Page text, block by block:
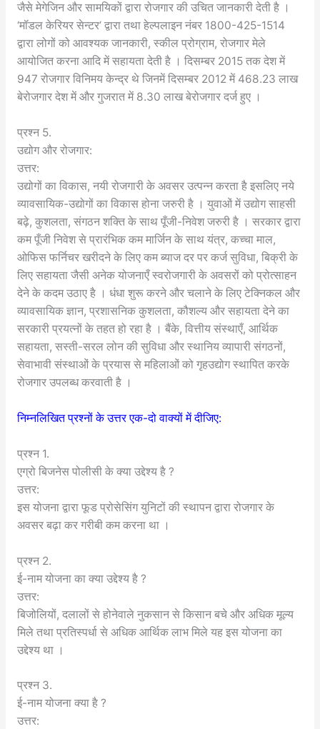
जैसे मेगेजिन और सामयिकों द्वारा रोजगार की उचित जानकारी देती है ।
‘मॉडल केरियर सेन्टर’ द्वारा तथा हेल्पलाइन नंबर 1800-425-1514
द्वारा लोगों को आवश्यक जानकारी, स्कील प्रोग्राम, रोजगार मेले
आयोजित करना आदि में सहायता देती है । दिसम्बर 2015 तक देश में
947 रोजगार विनिमय केन्द्र थे जिनमें दिसम्बर 2012 में 468.23 लाख
बेरोजगार देश में और गुजरात में 8.30 लाख बेरोजगार दर्ज हुए ।
प्रश्न 5.
उद्योग और रोजगार:
उत्तर:
उद्योगों का विकास, नयी रोजगारी के अवसर उत्पन्न करता है इसलिए नये
व्यावसायिक-उद्योगों का विकास होना जरुरी है । युवाओं में उद्योग साहसी
बढ़े, कुशलता, संगठन शक्ति के साथ पूँजी-निवेश जरुरी है । सरकार द्वारा
कम पूँजी निवेश से प्रारंभिक कम मार्जिन के साथ यंत्र, कच्चा माल,
ओफिस फर्निचर खरीदने के लिए कम ब्याज दर पर कर्ज सुविधा, बिक्री के
लिए सहायता जैसी अनेक योजनाएँ स्वरोजगारी के अवसरों को प्रोत्साहन
देने के कदम उठाए है । धंधा शुरू करने और चलाने के लिए टेक्निकल और
व्यावसायिक ज्ञान, प्रशासनिक कुशलता, कौशल्य और सहायता देने का
सरकारी प्रयत्नों के तहत हो रहा है । बैंके, वित्तीय संस्थाएँ, आर्थिक
सहायता, सस्ती-सरल लोन की सुविधा और स्थानिय व्यापारी संगठनों,
सेवाभावी संस्थाओं के प्रयास से महिलाओं को गृहउद्योग स्थापित करके
रोजगार उपलब्ध करवाती है ।
निम्नलिखित प्रश्नों के उत्तर एक-दो वाक्यों में दीजिए:
प्रश्न 1.
एग्रो बिजनेस पोलीसी के क्या उद्देश्य है ?
उत्तर:
इस योजना द्वारा फूड प्रोसेसिंग युनिटों की स्थापन द्वारा रोजगार के
अवसर बढ़ा कर गरीबी कम करना था ।
प्रश्न 2.
ई-नाम योजना का क्या उद्देश्य है ?
उत्तर:
बिजोलियों, दलालों से होनेवाले नुकसान से किसान बचे और अधिक मूल्य
मिले तथा प्रतिस्पर्धा से अधिक आर्थिक लाभ मिले यह इस योजना का
उद्देश्य था ।
प्रश्न 3.
ई-नाम योजना क्या है ?
उत्तर: